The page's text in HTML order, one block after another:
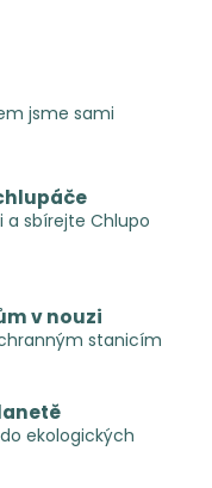
jsme sami
a sbírejte Chlupo
v nouzi
stanicím
ekologických